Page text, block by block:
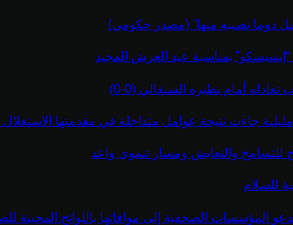
دوما نصيبه منها” (مصدر حكومي)
“إيسيسكو” بمناسبة عيد العرش المجيد
أمام نظيره السنغالي (0-0)
ومليلية جاءت نتيجة عوامل متداخلة في مقدمتها
للتسامح والتعايش ومسار تنموي واعد
للسلام
المؤسسات الصحفية إلى موافاتها باللوائح المحينة